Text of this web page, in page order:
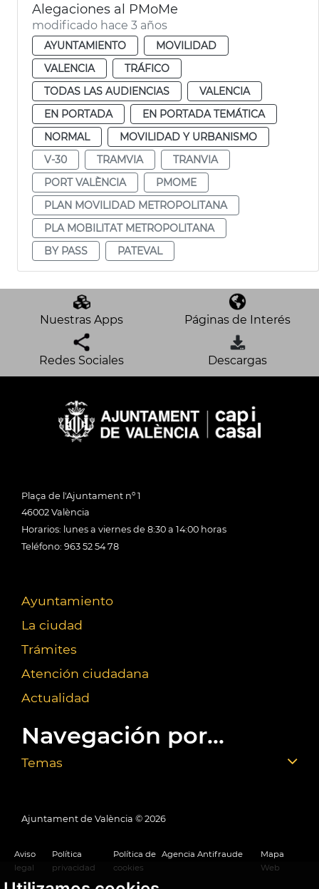
Alegaciones al PMoMe
modificado hace 3 años
AYUNTAMIENTO
MOVILIDAD
VALENCIA
TRÁFICO
TODAS LAS AUDIENCIAS
VALENCIA
EN PORTADA
EN PORTADA TEMÁTICA
NORMAL
MOVILIDAD Y URBANISMO
V-30
TRAMVIA
TRANVIA
PORT VALÈNCIA
PMOME
PLAN MOVILIDAD METROPOLITANA
PLA MOBILITAT METROPOLITANA
BY PASS
PATEVAL
Nuestras Apps Páginas de Interés
Redes Sociales Descargas
Plaça de l'Ajuntament nº 1
46002 València
Horarios: lunes a viernes de 8:30 a 14:00 horas
Teléfono: 963 52 54 78
Ayuntamiento
La ciudad
Trámites
Atención ciudadana
Actualidad
Navegación por...
Temas
Ajuntament de València © 2026
Aviso
legal
Política
privacidad
Política de
cookies
Agencia Antifraude
Mapa
Web